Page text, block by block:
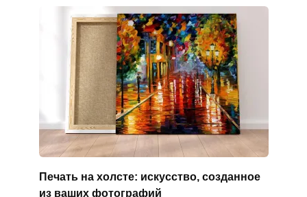
Печать на холсте: искусство, созданное
из ваших фотографий